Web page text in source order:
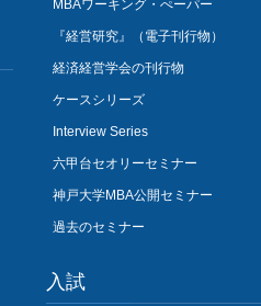
MBAワーキング・ぺーパー
『経営研究』（電子刊行物）
経済経営学会の刊行物
ケースシリーズ
Interview Series
六甲台セオリーセミナー
神戸大学MBA公開セミナー
過去のセミナー
入試